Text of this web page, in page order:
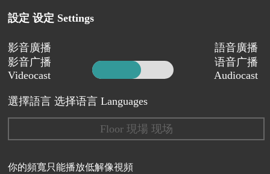
設定 设定 Settings
影音廣播
影音广播
Videocast
語音廣播
语音广播
Audiocast
選擇語言 选择语言 Languages
Floor 現場 现场
你的頻寬只能播放低解像視頻